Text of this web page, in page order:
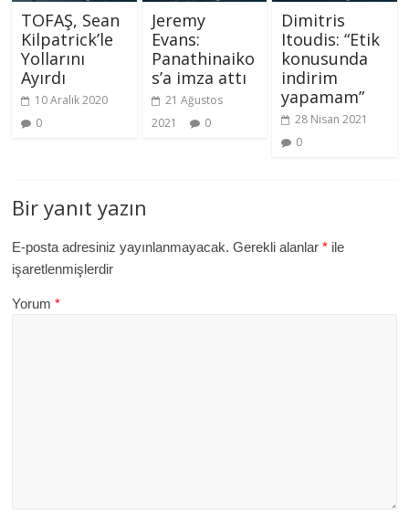
TOFAŞ, Sean
Kilpatrick’le
Yollarını
Ayırdı
10 Aralık 2020
0
Jeremy
Evans:
Panathinaiko
s’a imza attı
21 Ağustos
2021
0
Dimitris
Itoudis: “Etik
konusunda
indirim
yapamam”
28 Nisan 2021
0
Bir yanıt yazın
E-posta adresiniz yayınlanmayacak. Gerekli alanlar* ile
işaretlenmişlerdir
Yorum*